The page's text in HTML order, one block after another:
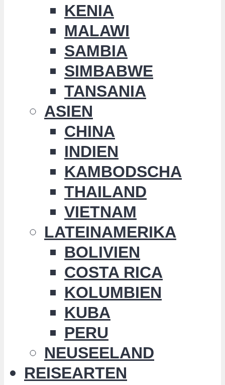
KENIA
MALAWI
SAMBIA
SIMBABWE
TANSANIA
ASIEN
CHINA
INDIEN
KAMBODSCHA
THAILAND
VIETNAM
LATEINAMERIKA
BOLIVIEN
COSTA RICA
KOLUMBIEN
KUBA
PERU
NEUSEELAND
REISEARTEN